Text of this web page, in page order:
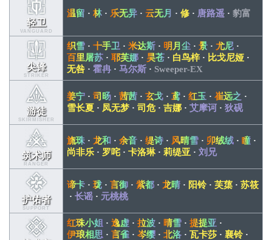
轻卫
VANGUARD
温留 · 林 · 乐无异 · 云无月 · 修 · 唐路遥 · 豹富
尖锋
STRIKER
织雪 · 十手卫 · 米达斯 · 明月尘 · 景 · 尤尼 ·
百里屠苏 · 耶芙娜 · 昊苍 · 白鸟梓· 比戈尼娅 ·
无咎 · 霍冉 · 马尔斯 · Sweeper-EX
游徒
SKIRMISHER
姜宁 · 司旸 · 茜茜 · 玄戈 · 鸢 · 红玉 · 崔远之 ·
雪长夏 · 凤无梦 · 司危· 吉娜 · 艾摩诃 · 狄砚
筑术师
RANGER
旒珠 · 龙和 · 余音 · 缇诗 · 风晴雪 · 卯绒绒 · 瞳 ·
尚非乐 · 罗咤 · 卡洛琳· 莉缇亚 · 刘兄
护佑者
SUPPORT
谛卡 · 珑 · 言御 · 紫都 · 龙晴 · 阳铃· 芙蕖 · 苏筱
· 长谣 · 元桃桃
红珠小姐 · 逸虚 · 拉波 · 晴雪 · 提提亚 ·
伊琅相思 · 言雀 · 岑缨 · 北洛 · 瓦卡莎 · 襄铃·